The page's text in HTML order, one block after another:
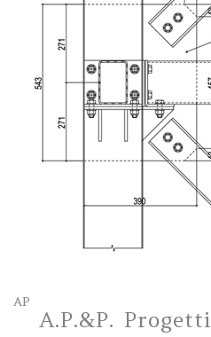
AP
A.P.&P. Progetti